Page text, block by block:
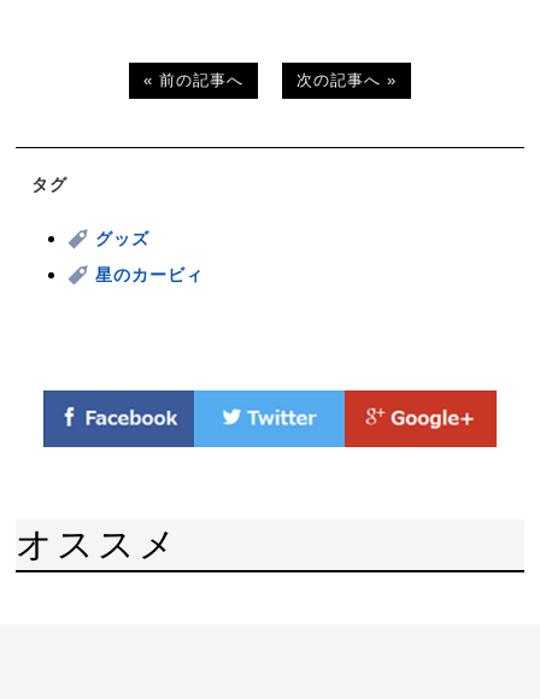
« 前の記事へ 次の記事へ »
タグ
グッズ
星のカービィ
オススメ